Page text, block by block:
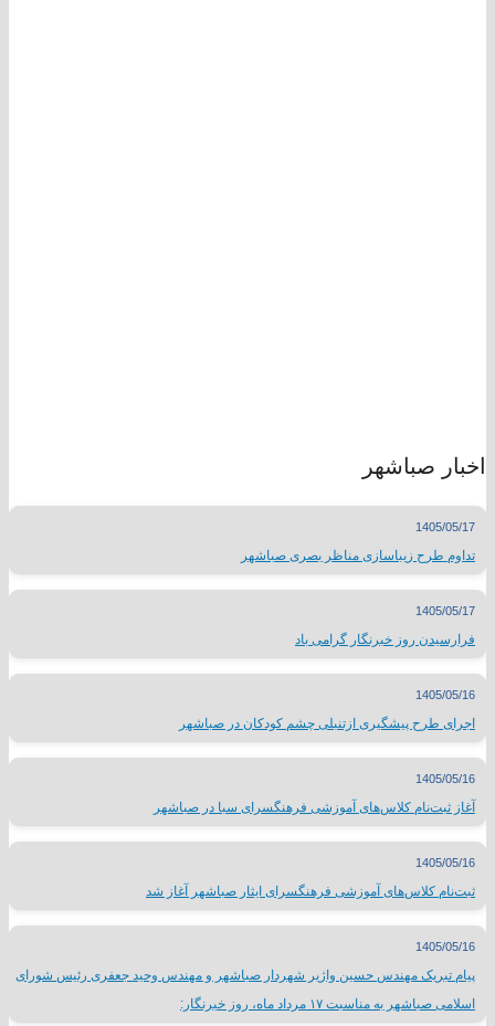
اخبار صباشهر
1405/05/17
تداوم طرح زیباسازی مناظر بصری صباشهر
1405/05/17
فرارسیدن روز خبرنگار گرامی باد
1405/05/16
اجرای طرح پیشگیری ازتنبلی چشم کودکان در صباشهر
1405/05/16
آغاز ثبت‌نام کلاس‌های آموزشی فرهنگسرای سبا در صباشهر
1405/05/16
ثبت‌نام کلاس‌های آموزشی فرهنگسرای ایثار صباشهر آغاز شد
1405/05/16
پیام تبریک مهندس حسین واژیر شهردار صباشهر و مهندس وحید جعفری رئیس شورای
اسلامی صباشهر به مناسبت ۱۷ مرداد ماه، روز خبرنگار: